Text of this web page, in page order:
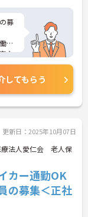
募
き
な
す
してもらう
更新日：2025年10月07日
療法人愛仁会 老人保
カー通勤OK
の募集＜正社